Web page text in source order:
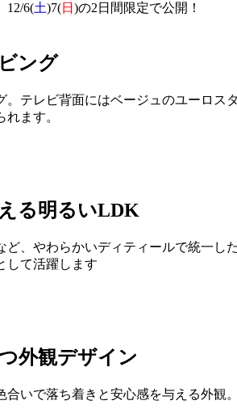
12/6(土)7(日 )の2日間限定で公開！
ング
テレビ背面にはベージュのユーロ
ます。
る明るいLDK
、やわらかいディティールで統一
して活躍します
外観デザイン
いで落ち着きと安心感を与える外観